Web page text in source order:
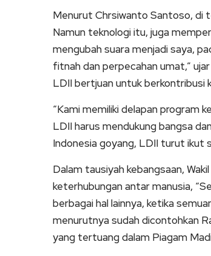
Menurut Chrsiwanto Santoso, di
Namun teknologi itu, juga
mengubah suara menjadi saya,
fitnah dan perpecahan umat,”
LDII bertjuan untuk berkontribusi
“Kami memiliki delapan program
LDII harus mendukung bangsa
Indonesia goyang, LDII turut ikut
Dalam tausiyah kebangsaan,
keterhubungan antar manusia,
berbagai hal lainnya, ketika
menurutnya sudah dicontohkan
yang tertuang dalam Piagam